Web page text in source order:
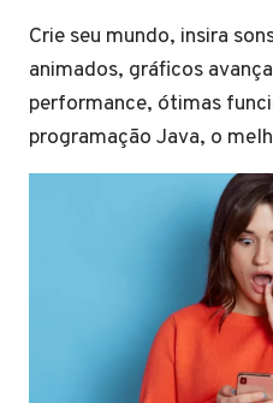
Crie seu mundo, insira
animados, gráficos
performance, ótimas
programação Java, o